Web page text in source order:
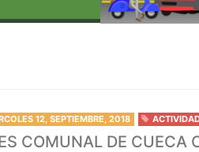
12, SEPTIEMBRE, 2018
COMUNAL DE CUECA